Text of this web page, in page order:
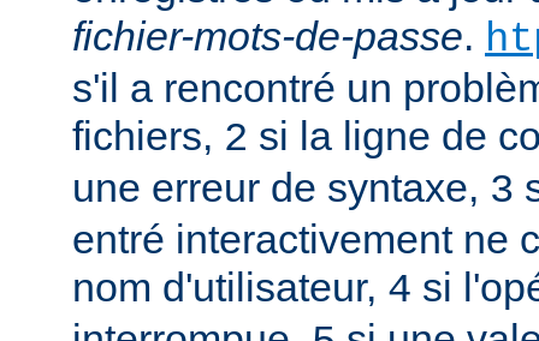
fichier-mots-de-passe.
s'il a rencontré un
fichiers, 2 si la ligne de
une erreur de syntaxe, 3
entré interactivement ne
nom d'utilisateur, 4 si